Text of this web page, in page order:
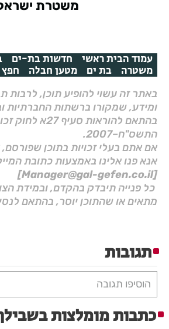
משטרת
עמוד הבית ראשי חדשות בת-ים
משטרה בת ים מטען חבלה
באתר זה עשוי להופיע תוכן, לרבות
ומידע, שמקורו ברשתות החברתיות
בהתאם להוראות סעיף
התשס"ח–2007.
אם אתם בעלי זכויות בתוכן שפורסם,
אנא פנו אלינו באמצעות כתובת
[Manager@gal-gefen.co.il]
כל פנייה תיבדק בהקדם, ובמידת
מתאים או שהתוכן יוסר, בהתאם
תגובות
הוסיפו תגובה
כתבות מומלצות